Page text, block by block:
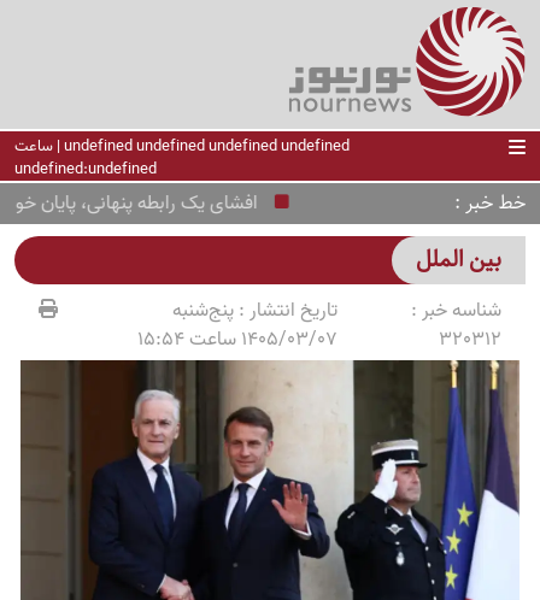
undefined undefined undefined undefined | ساعت
undefined:undefined
خط خبر افشای یک رابطه پنهانی، پایان خونین داشت؛
بین الملل
شناسه خبر :
320312
تاریخ انتشار :پنج‌شنبه
1405/03/07 ساعت 15:54